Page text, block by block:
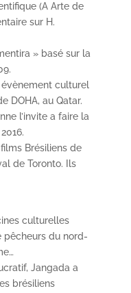
(A Arte de
sur H.
» basé sur la
évènement culturel
DOHA, au Qatar.
l’invite a faire la
Brésiliens de
de Toronto. Ils
culturelles
pêcheurs du nord-
Jangada a
brésiliens